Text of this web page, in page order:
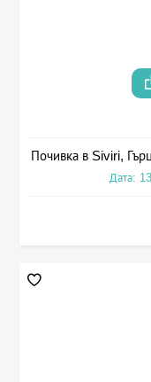
Почивка в Siviri,
Дата: